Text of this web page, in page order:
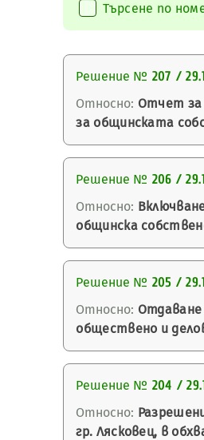
Търсене по
Решение № 207 /
Относно: Отчет за
за общинската
Решение № 206 /
Относно:
общинска
Решение № 205 /
Относно:
обществено и
Решение № 204 /
Относно:
гр. Лясковец, в